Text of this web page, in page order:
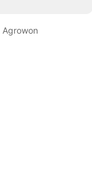
Agrowon